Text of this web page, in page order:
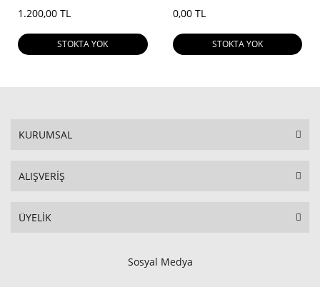
1.200,00 TL
STOKTA YOK
0,00 TL
STOKTA YOK
KURUMSAL
ALIŞVERİŞ
ÜYELİK
Sosyal Medya